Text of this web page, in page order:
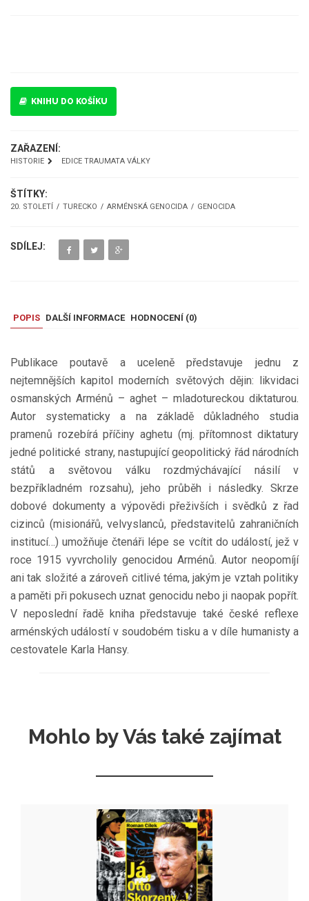
KNIHU DO KOŠÍKU
ZAŘAZENÍ:
HISTORIE EDICE TRAUMATA VÁLKY
ŠTÍTKY:
20. STOLETÍ TURECKO ARMÉNSKÁ GENOCIDA GENOCIDA
SDÍLEJ:
POPIS DALŠÍ INFORMACE HODNOCENÍ (0)
Publikace poutavě a uceleně představuje jednu z
nejtemnějších kapitol moderních světových dějin: likvidaci
osmanských Arménů – aghet – mladotureckou diktaturou.
Autor systematicky a na základě důkladného studia
pramenů rozebírá příčiny aghetu (mj. přítomnost diktatury
jedné politické strany, nastupující geopolitický řád národních
států a světovou válku rozdmýchávající násilí v
bezpříkladném rozsahu), jeho průběh i následky. Skrze
dobové dokumenty a výpovědi přeživších i svědků z řad
cizinců (misionářů, velvyslanců, představitelů zahraničních
institucí…) umožňuje čtenáři lépe se vcítit do událostí, jež v
roce 1915 vyvrcholily genocidou Arménů. Autor neopomíjí
ani tak složité a zároveň citlivé téma, jakým je vztah politiky
a paměti při pokusech uznat genocidu nebo ji naopak popřít.
V neposlední řadě kniha představuje také české reflexe
arménských událostí v soudobém tisku a v díle humanisty a
cestovatele Karla Hansy.
Mohlo by Vás také zajímat